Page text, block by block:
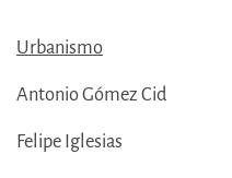
Urbanismo
Antonio Gómez Cid
Felipe Iglesias